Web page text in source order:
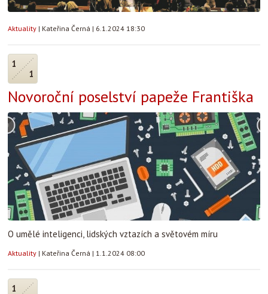
Aktuality | Kateřina Černá | 6.1.2024 18:30
1
1
Novoroční poselství papeže Františka
O umělé inteligenci, lidských vztazích a světovém míru
Aktuality | Kateřina Černá | 1.1.2024 08:00
1